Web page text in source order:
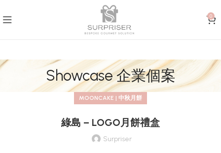
0
Showcase 企業個案
MOONCAKE | 中秋月餅
綠島 – LOGO月餅禮盒
Surpriser